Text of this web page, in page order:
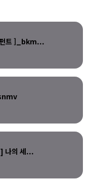
펀트 ]_bkm...
] 나의 세...